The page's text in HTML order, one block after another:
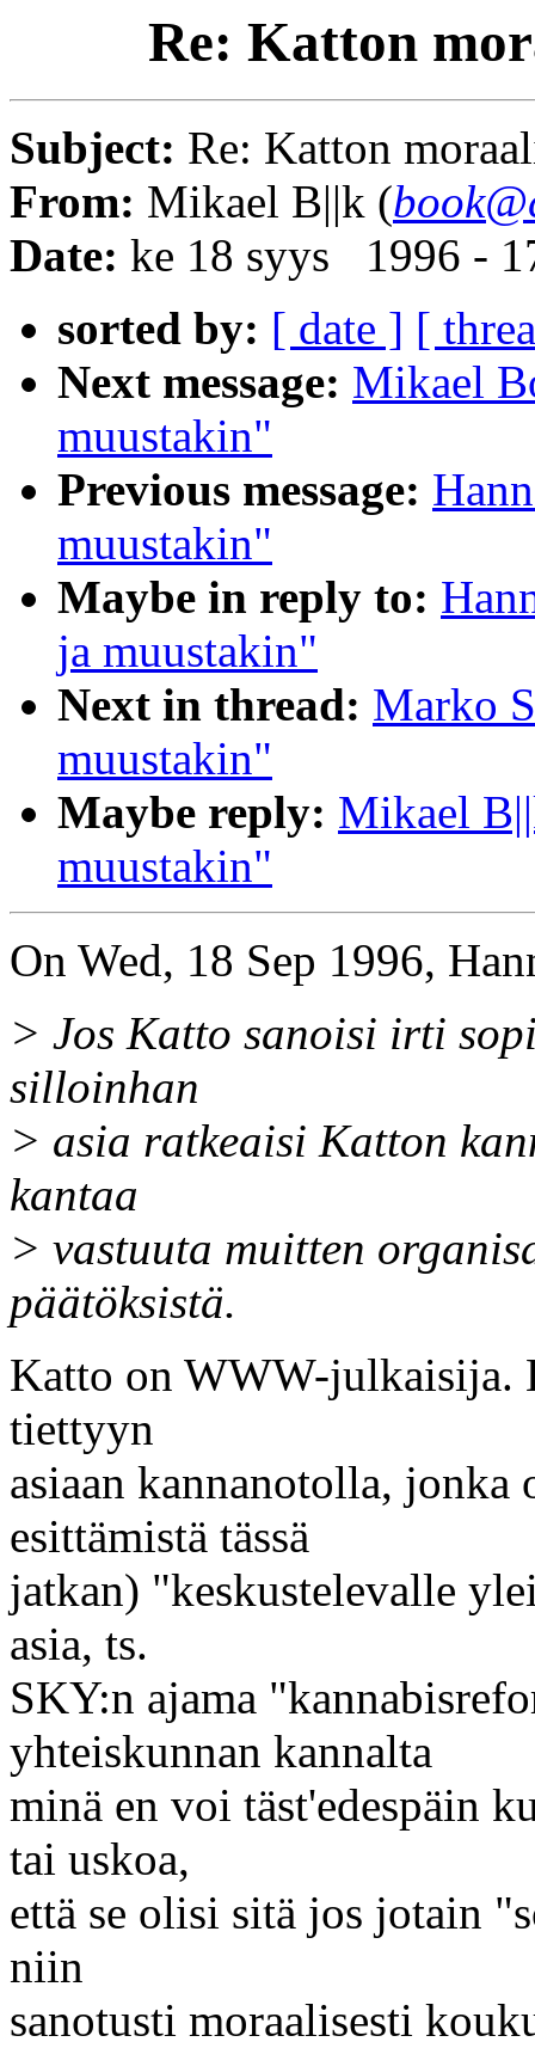
Re: Katton
Subject: Re: Katton
From: Mikael B||k (
Date: ke 18 syys 1996 -
sorted by: [ date ] [
Next message: Mikael
muustakin"
Previous message:
muustakin"
Maybe in reply to:
ja muustakin"
Next in thread: Marko
muustakin"
Maybe reply: Mikael
muustakin"
On Wed, 18 Sep 1996,
> Jos Katto sanoisi irti
silloinhan
> asia ratkeaisi Katton
kantaa
> vastuuta muitten
päätöksistä.
Katto on WWW-julkaisija.
tiettyyn
asiaan kannanotolla,
esittämistä tässä
jatkan) "keskustelevalle
asia, ts.
SKY:n ajama
yhteiskunnan kannalta
minä en voi täst'edespäin
tai uskoa,
että se olisi sitä jos jotain
niin
sanotusti moraalisesti